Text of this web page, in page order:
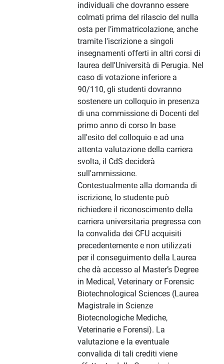
individuali che dovranno essere
colmati prima del rilascio del nulla
osta per l’immatricolazione, anche
tramite l'iscrizione a singoli
insegnamenti offerti in altri corsi di
laurea dell'Università di Perugia. Nel
caso di votazione inferiore a
90/110, gli studenti dovranno
sostenere un colloquio in presenza
di una commissione di Docenti del
primo anno di corso In base
all'esito del colloquio e ad una
attenta valutazione della carriera
svolta, il CdS deciderà
sull'ammissione.
Contestualmente alla domanda di
iscrizione, lo studente può
richiedere il riconoscimento della
carriera universitaria pregressa con
la convalida dei CFU acquisiti
precedentemente e non utilizzati
per il conseguimento della Laurea
che dà accesso al Master’s Degree
in Medical, Veterinary or Forensic
Biotechnological Sciences (Laurea
Magistrale in Scienze
Biotecnologiche Mediche,
Veterinarie e Forensi). La
valutazione e la eventuale
convalida di tali crediti viene